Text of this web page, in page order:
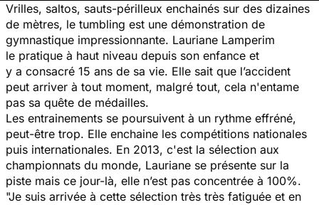
Vrilles, saltos, sauts-périlleux enchainés sur des dizaines
de mètres, le tumbling est une démonstration de
gymnastique impressionnante. Lauriane Lamperim
le pratique à haut niveau depuis son enfance et
y a consacré 15 ans de sa vie. Elle sait que l’accident
peut arriver à tout moment, malgré tout, cela n'entame
pas sa quête de médailles.
Les entrainements se poursuivent à un rythme effréné,
peut-être trop. Elle enchaine les compétitions nationales
puis internationales. En 2013, c'est la sélection aux
championnats du monde, Lauriane se présente sur la
piste mais ce jour-là, elle n’est pas concentrée à 100%.
"Je suis arrivée à cette sélection très très fatiguée et en